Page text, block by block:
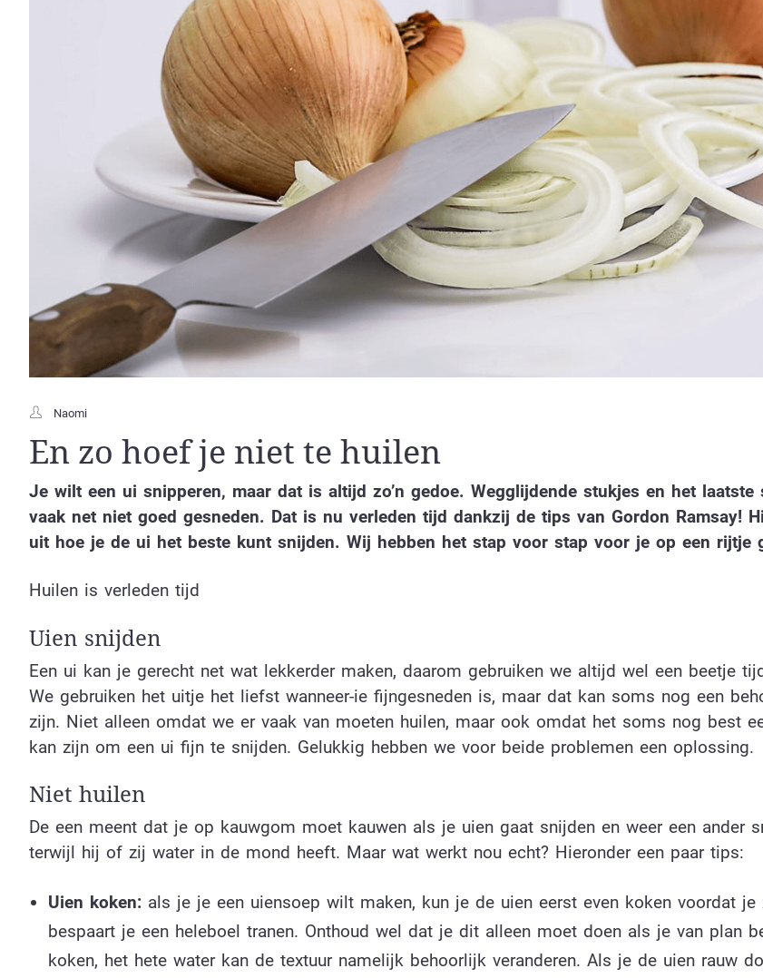
Naomi
En zo hoef je niet te huilen
Je wilt een ui snipperen, maar dat is altijd zo’n gedoe. Wegglijdende stukjes en het
vaak net niet goed gesneden. Dat is nu verleden tijd dankzij de tips van Gordon Ramsay!
uit hoe je de ui het beste kunt snijden. Wij hebben het stap voor stap voor je op een rijtje
Huilen is verleden tijd
Uien snijden
Een ui kan je gerecht net wat lekkerder maken, daarom gebruiken we altijd wel een beetje
We gebruiken het uitje het liefst wanneer-ie fijngesneden is, maar dat kan soms nog een
zijn. Niet alleen omdat we er vaak van moeten huilen, maar ook omdat het soms nog best
kan zijn om een ui fijn te snijden. Gelukkig hebben we voor beide problemen een oplossing.
Niet huilen
De een meent dat je op kauwgom moet kauwen als je uien gaat snijden en weer een ander
terwijl hij of zij water in de mond heeft. Maar wat werkt nou echt? Hieronder een paar tips:
Uien koken:als je je een uiensoep wilt maken, kun je de uien eerst even koken voordat je
bespaart je een heleboel tranen. Onthoud wel dat je dit alleen moet doen als je van plan
koken, het hete water kan de textuur namelijk behoorlijk veranderen. Als je de uien rauw